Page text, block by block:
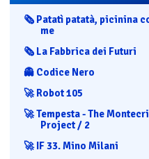
🗞️ Patatì patatà, picinina
me
🗞️ La Fabbrica dei Futuri
👻 Codice Nero
🚀 Robot 105
🚀 Tempesta - The
Project / 2
🚀 IF 33. Mino Milani